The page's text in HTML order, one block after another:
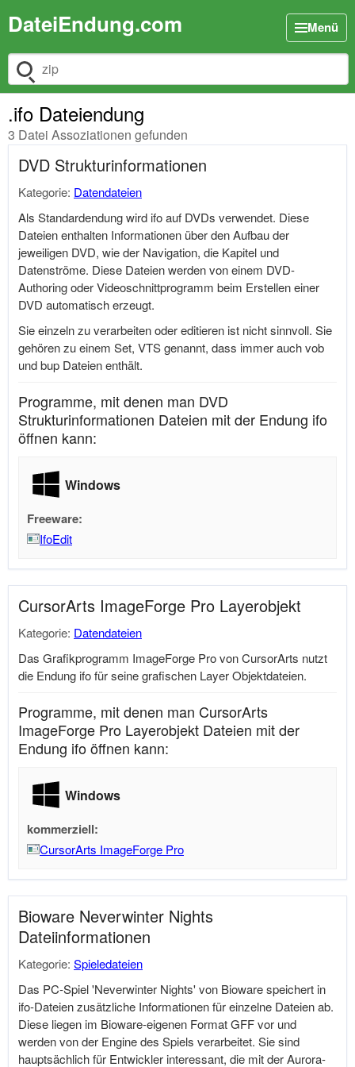
DateiEndung.com Menü
Dateiendung suchen
.ifo Dateiendung
3 Datei Assoziationen gefunden
DVD Strukturinformationen
Kategorie: Datendateien
Als Standardendung wird ifo auf DVDs verwendet. Diese
Dateien enthalten Informationen über den Aufbau der
jeweiligen DVD, wie der Navigation, die Kapitel und
Datenströme. Diese Dateien werden von einem DVD-
Authoring oder Videoschnittprogramm beim Erstellen einer
DVD automatisch erzeugt.
Sie einzeln zu verarbeiten oder editieren ist nicht sinnvoll. Sie
gehören zu einem Set, VTS genannt, dass immer auch vob
und bup Dateien enthält.
Programme, mit denen man DVD
Strukturinformationen Dateien mit der Endung ifo
öffnen kann:
Windows
Freeware:
IfoEdit
CursorArts ImageForge Pro Layerobjekt
Kategorie: Datendateien
Das Grafikprogramm ImageForge Pro von CursorArts nutzt
die Endung ifo für seine grafischen Layer Objektdateien.
Programme, mit denen man CursorArts
ImageForge Pro Layerobjekt Dateien mit der
Endung ifo öffnen kann:
Windows
kommerziell:
CursorArts ImageForge Pro
Bioware Neverwinter Nights
Dateiinformationen
Kategorie: Spieledateien
Das PC-Spiel 'Neverwinter Nights' von Bioware speichert in
ifo-Dateien zusätzliche Informationen für einzelne Dateien ab.
Diese liegen im Bioware-eigenen Format GFF vor und
werden von der Engine des Spiels verarbeitet. Sie sind
hauptsächlich für Entwickler interessant, die mit der Aurora-